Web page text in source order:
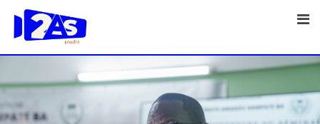
content